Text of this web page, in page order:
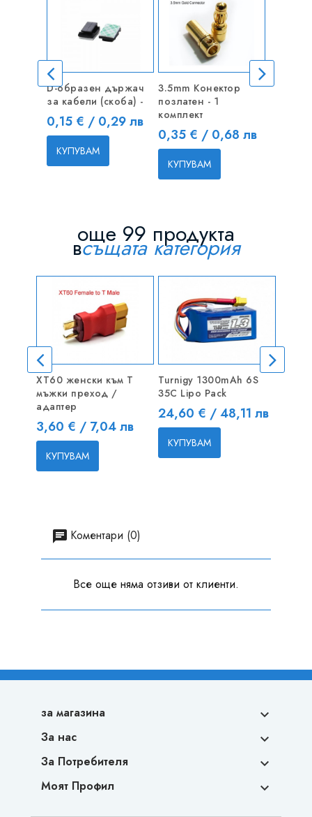
D-образен държач
за кабели (скоба) -
Цена
0,15 € / 0,29 лв
КУПУВАМ
3.5mm Конектор
позлатен - 1
комплект
Цена
0,35 € / 0,68 лв
КУПУВАМ
Шипова
още 99 продукта
всъщата категория
XT60 женски към T
мъжки преход /
адаптер
Цена
3,60 € / 7,04 лв
КУПУВАМ
Turnigy 1300mAh 6S
35C Lipo Pack
Цена
24,60 € / 48,11 лв
КУПУВАМ
Коментари (0)
Все още няма отзиви от клиенти.
за магазина 
За нас 
За Потребителя 
Моят Профил 